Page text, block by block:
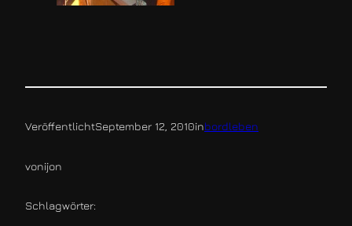
VeröffentlichtSeptember 12, 2010inbordleben
vonijon
Schlagwörter: